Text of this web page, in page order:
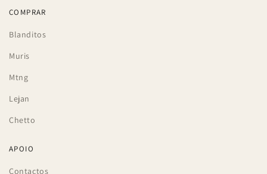
COMPRAR
Blanditos
Muris
Mtng
Lejan
Chetto
APOIO
Contactos